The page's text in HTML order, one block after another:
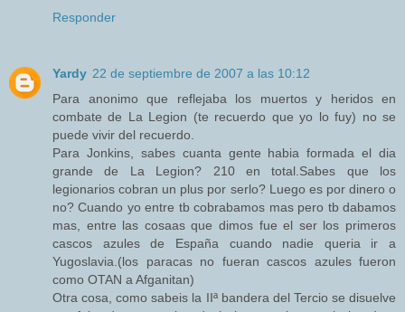
Responder
Yardy 22 de septiembre de 2007 a las 10:12
Para anonimo que reflejaba los muertos y heridos en
combate de La Legion (te recuerdo que yo lo fuy) no se
puede vivir del recuerdo.
Para Jonkins, sabes cuanta gente habia formada el dia
grande de La Legion? 210 en total.Sabes que los
legionarios cobran un plus por serlo? Luego es por dinero o
no? Cuando yo entre tb cobrabamos mas pero tb dabamos
mas, entre las cosaas que dimos fue el ser los primeros
cascos azules de España cuando nadie queria ir a
Yugoslavia.(los paracas no fueran cascos azules fueron
como OTAN a Afganitan)
Otra cosa, como sabeis la IIª bandera del Tercio se disuelve